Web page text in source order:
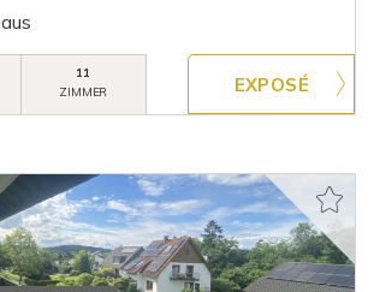
11
ZIMMER